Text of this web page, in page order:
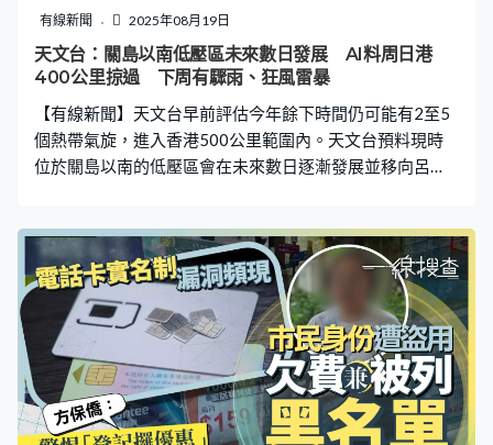
有其他乘客。 帖文一出隨即引發網民共鳴，有人留言分享
類似經驗，指曾因為鄰座太胖佔用了座位空間，自己全程
被迫抬起扶手，亦時不時與對方碰到；亦有人曾在三人座
有人稱鄰座佔據三分之二座位空間，嚴重影
有線新聞 2025年08月19日
天文台：關島以南低壓區未來數日發展 AI料周日港
400公里掠過 下周有驟雨、狂風雷暴
【有線新聞】天文台早前評估今年餘下時間仍可能有2至5
個熱帶氣旋，進入香港500公里範圍內。天文台預料現時
位於關島以南的低壓區會在未來數日逐漸發展並移向呂
台昨日（18日）發表天氣隨筆，指位於關島東南方的低壓
區會在未來數日逐漸發展並移向呂宋至台灣一帶，但不同
電腦預報模式對該低壓區的發展、移動路徑及速度仍有分
歧，部分模式預測其會在南海發展為較強的熱帶氣旋，亦
有部分模式預計其會維持較弱的強度。 根據天文台多個人
工智能電腦模型預測，該低壓區將發展為巨型熱帶氣旋，
其中「風烏」預料該巨型熱帶氣旋將於周五（22日）橫過
菲律賓，進入南海後向西北方向移動，預料在周六（23